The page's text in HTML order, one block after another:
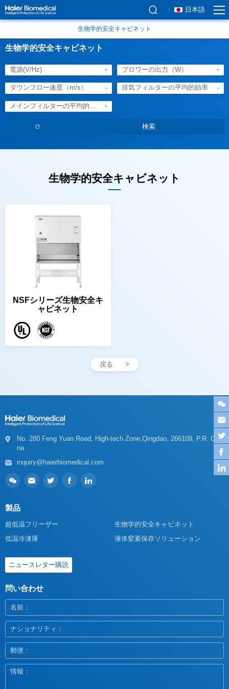
日本語
生物学的安全キャビネット
生物学的安全キャビネット
電源(V/Hz) ブロワーの出力（W）
ダウンフロー速度（m/s） 排気フィルターの平均的効率
メインフィルターの平均的効率
生物学的安全キャビネット
ャビネット
戻る
na
inquiry@haierbiomedical.com
製品
超低温フリーザー
生物学的安全キャビネット
低温冷凍庫
液体窒素保存ソリューション
ニュースレター購読
問い合わせ